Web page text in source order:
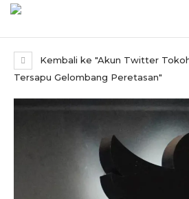
Kembali ke "Akun Twitter
Tersapu Gelombang Peretasan"